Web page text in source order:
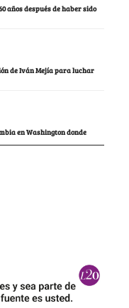
años después de haber sido
de Iván Mejía para luchar
en Washington donde